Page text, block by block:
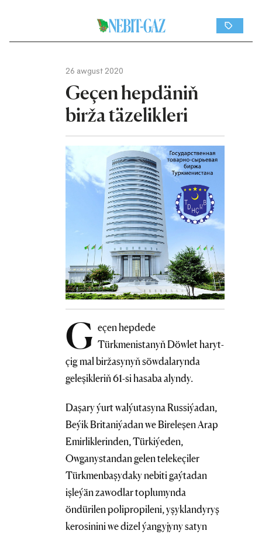
26 awgust 2020
Geçen hepdäniň
birža täzelikleri
G eçen hepdede
Türkmenistanyň Döwlet haryt-
çig mal biržasynyň söwdalarynda
geleşikleriň 61-si hasaba alyndy.
Daşary ýurt walýutasyna Russiýadan,
Beýik Britaniýadan we Bireleşen Arap
Emirliklerinden, Türkiýeden,
Owganystandan gelen telekeçiler
Türkmenbaşydaky nebiti gaýtadan
işleýän zawodlar toplumynda
öndürilen polipropileni, yşyklandyryş
kerosinini we dizel ýangyjyny satyn